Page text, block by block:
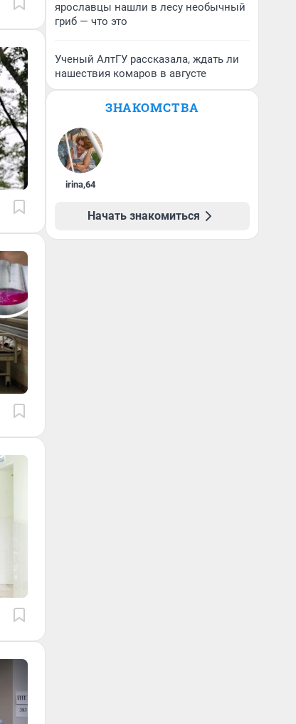
ярославцы нашли в лесу необычный
гриб — что это
Ученый АлтГУ рассказала, ждать ли
нашествия комаров в августе
ЗНАКОМСТВА
irina,64
Начать знакомиться